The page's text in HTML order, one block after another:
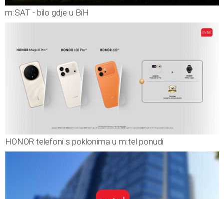
m:SAT - bilo gdje u BiH
HONOR telefoni s poklonima u m:tel ponudi